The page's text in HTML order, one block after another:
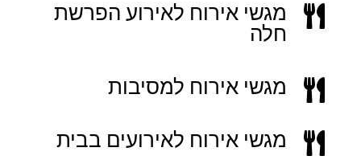

מגשי אירוח לאירוע הפרשת
חלה
 מגשי אירוח למסיבות
 מגשי אירוח לאירועים בבית